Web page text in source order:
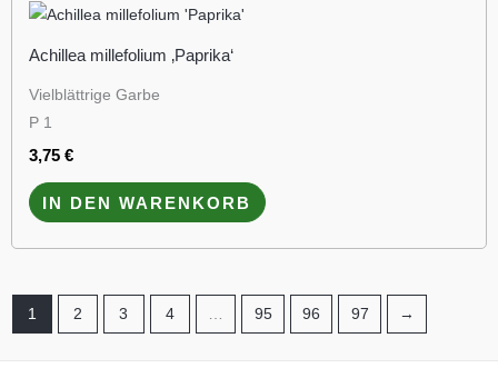
Achillea millefolium ‚Paprika‘
Vielblättrige Garbe
P 1
3,75 €
IN DEN WARENKORB
1 2 3 4 … 95 96 97 →